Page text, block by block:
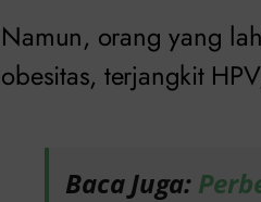
Namun, orang yang
obesitas, terjangkit
Baca Juga: